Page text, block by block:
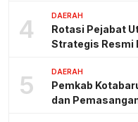
4 DAERAH
Rotasi Pejabat
Strategis Resmi
5 DAERAH
Pemkab
dan